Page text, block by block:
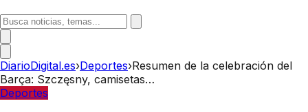
DiarioDigital.es›Deportes›Resumen de la celebración del
Barça: Szczęsny, camisetas…
Deportes